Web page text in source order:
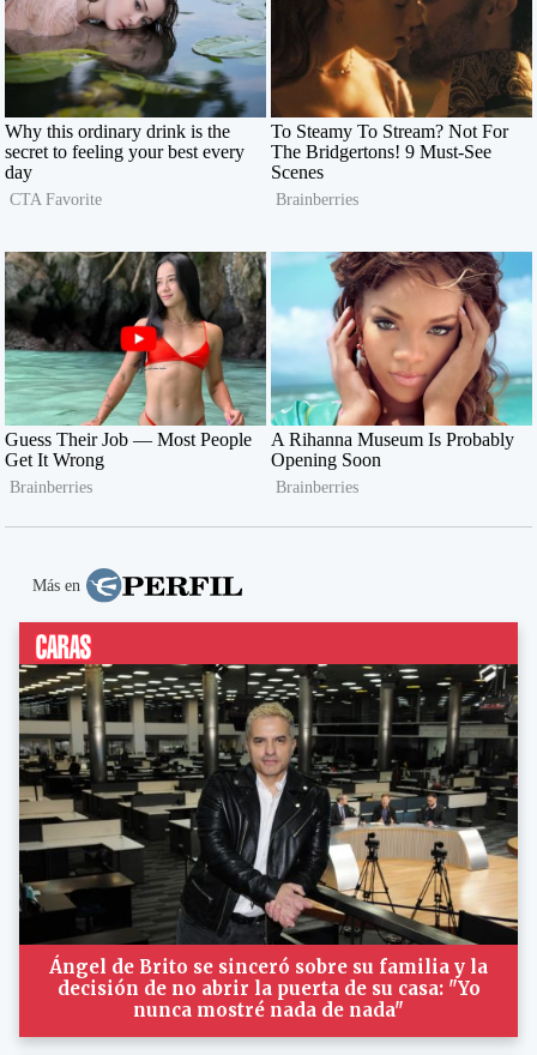
Más en
Ángel de Brito se sinceró sobre su familia y la
decisión de no abrir la puerta de su casa: "Yo
nunca mostré nada de nada"